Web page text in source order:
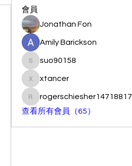
會員
Jonathan Fon
Amily Barickson
suo90158
suo90158
xtancer
xtancer
rogerschiesher14718817
rogerschiesher14718817
查看所有會員（65）